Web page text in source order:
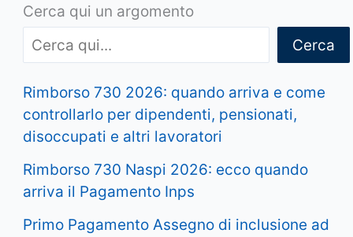
Cerca qui un argomento
Cerca
Rimborso 730 2026: quando arriva e come
controllarlo per dipendenti, pensionati,
disoccupati e altri lavoratori
Rimborso 730 Naspi 2026: ecco quando
arriva il Pagamento Inps
Primo Pagamento Assegno di inclusione ad